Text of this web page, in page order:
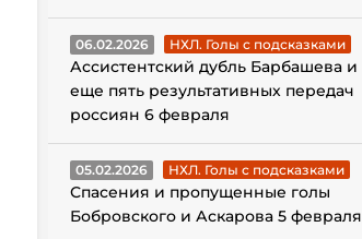
06.02.2026 НХЛ. Голы с подсказками
Ассистентский дубль Барбашева и
еще пять результативных передач
россиян 6 февраля
05.02.2026 НХЛ. Голы с подсказками
Спасения и пропущенные голы
Бобровского и Аскарова 5 февраля